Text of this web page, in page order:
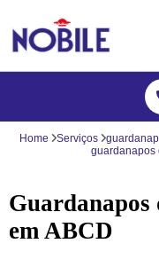
Home Serviços
guardanapos
Guardanapos
em ABCD